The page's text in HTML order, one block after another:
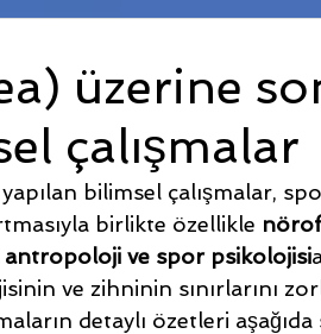
üzerine
çalışmalar
bilimsel çalışmalar,
birlikte özellikle
antropoloji ve spor psikolojisi
ve zihninin sınırlarını
detaylı özetleri